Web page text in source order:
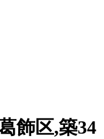
飾区,築34